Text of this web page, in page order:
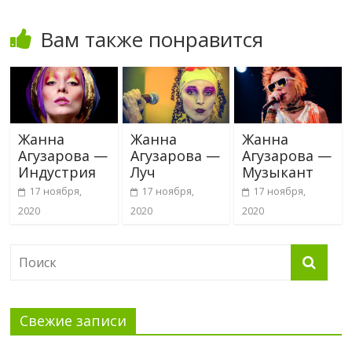
Вам также понравится
Жанна
Агузарова —
Индустрия
17 ноября,
2020
Жанна
Агузарова —
Луч
17 ноября,
2020
Жанна
Агузарова —
Музыкант
17 ноября,
2020
Свежие записи